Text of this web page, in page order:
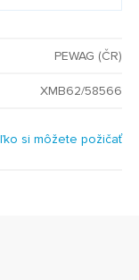
PEWAG (ČR)
XMB62/58566
si môžete požičať